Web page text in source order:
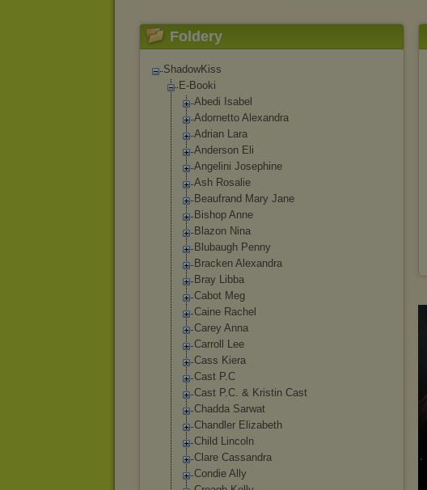
Foldery
ShadowKiss
E-Booki
Abedi Isabel
Adornetto Alexandra
Adrian Lara
Anderson Eli
Angelini Josephine
Ash Rosalie
Beaufrand Mary Jane
Bishop Anne
Blazon Nina
Blubaugh Penny
Bracken Alexandra
Bray Libba
Cabot Meg
Caine Rachel
Carey Anna
Carroll Lee
Cass Kiera
Cast P.C
Cast P.C. & Kristin Cast
Chadda Sarwat
Chandler Elizabeth
Child Lincoln
Clare Cassandra
Condie Ally